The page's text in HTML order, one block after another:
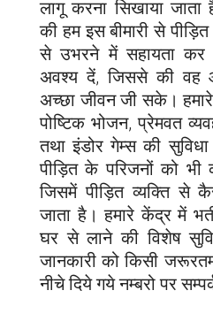
लागू करना सिखाया
की हम इस बीमारी से पीड़ित
से उभरने में सहायता
अवश्य दें, जिससे की वह
अच्छा जीवन जी सके। हमारे
पोष्टिक भोजन, प्रेमवत
तथा इंडोर गेम्स की
पीड़ित के परिजनों को भी
जिसमें पीड़ित व्यक्ति से
जाता है। हमारे केंद्र में
घर से लाने की विशेष
जानकारी को किसी
नीचे दिये गये नम्बरो पर